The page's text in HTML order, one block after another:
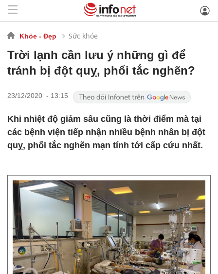
Khỏe - Đẹp Sức khỏe
Trời lạnh cần lưu ý những gì để
tránh bị đột quỵ, phổi tắc nghẽn?
23/12/2020 - 13:15
Khi nhiệt độ giảm sâu cũng là thời điểm mà tại
các bệnh viện tiếp nhận nhiều bệnh nhân bị đột
quỵ, phổi tắc nghẽn mạn tính tới cấp cứu nhất.